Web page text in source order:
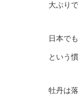
大ぶり
日本で
という
牡丹は